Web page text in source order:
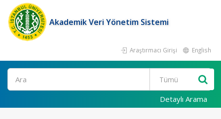
Akademik Veri Yönetim Sistemi
Araştırmacı Girişi English
Ara
Detaylı Arama